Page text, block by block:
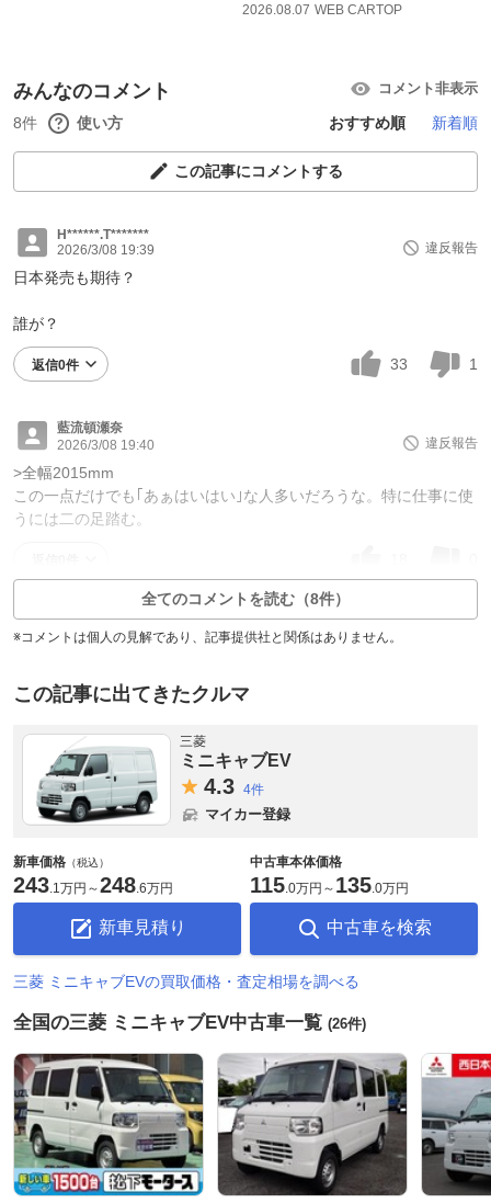
2026.08.07 WEB CARTOP
みんなのコメント コメント非表示
8件 使い方 おすすめ順 新着順
この記事にコメントする
H******.T*******
2026/3/08 19:39
違反報告
日本発売も期待？
誰が？
返信0件 33 1
藍流頓瀬奈
2026/3/08 19:40
違反報告
>全幅2015mm
この一点だけでも｢あぁはいはい｣な人多いだろうな。特に仕事に使
うには二の足踏む。
全てのコメントを読む（8件）
※コメントは個人の見解であり、記事提供社と関係はありません。
この記事に出てきたクルマ
三菱
ミニキャブEV
4.3 4件
マイカー登録
新車価格 （税込）
243.1万円 ～248.6万円
新車見積り
中古車本体価格
115.0万円 ～ 135.0万円
中古車を検索
三菱 ミニキャブEVの買取価格・査定相場を調べる
全国の三菱 ミニキャブEV中古車一覧 (26件)